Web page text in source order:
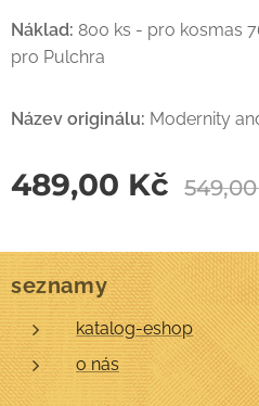
Náklad: 800 ks - pro kosmas
pro Pulchra
Název originálu: Modernity
489,00 Kč 549,00
seznamy
katalog-eshop
o nás